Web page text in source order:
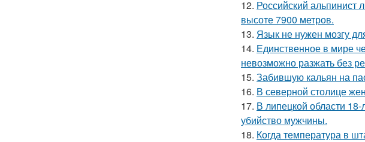
12. Российский альпинист
высоте 7900 метров.
13. Язык не нужен мозгу
14. Единственное в мире
невозможно разжать без
15. Забившую кальян на
16. В северной столице
17. В липецкой области
убийство мужчины.
18. Когда температура в